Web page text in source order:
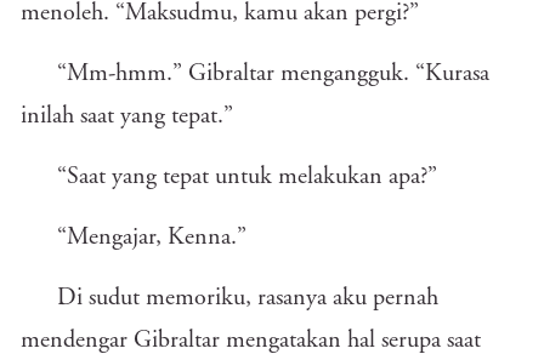
menoleh. “Maksudmu, kamu akan pergi?”
“Mm-hmm.” Gibraltar mengangguk. “Kurasa
inilah saat yang tepat.”
“Saat yang tepat untuk melakukan apa?”
“Mengajar, Kenna.”
Di sudut memoriku, rasanya aku pernah
mendengar Gibraltar mengatakan hal serupa saat